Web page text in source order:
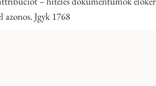
azonos. Jgyk 1768